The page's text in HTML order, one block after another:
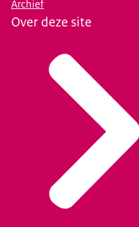
Archief
Over deze site